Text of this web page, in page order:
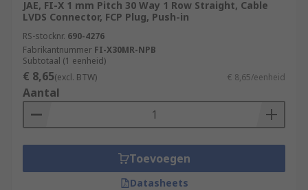
JAE, FI-X 1 mm Pitch 30 Way 1 Row Straight, Cable
LVDS Connector, FCP Plug, Push-in
RS-stocknr. 690-4276
Fabrikantnummer FI-X30MR-NPB
Subtotaal (1 eenheid)
€ 8,65(excl. BTW) € 8,65/eenheid
Aantal
Toevoegen
Datasheets